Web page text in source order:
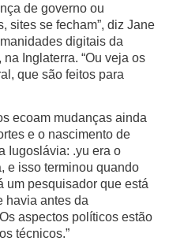
de governo ou
sites se fecham”, diz Jane
digitais da
Inglaterra. “Ou veja os
que são feitos para
ecoam mudanças ainda
e o nascimento de
Iugoslávia: .yu era o
e isso terminou quando
um pesquisador que está
havia antes da
aspectos políticos estão
técnicos.”